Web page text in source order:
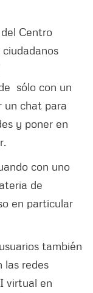
Centro
sólo con un
un chat para
y poner en
con uno
de
en particular
también
las redes
virtual en